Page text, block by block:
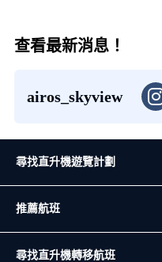
查看最新消息！
airos_skyview
尋找直升機遊覽計劃
推薦航班
尋找直升機轉移航班